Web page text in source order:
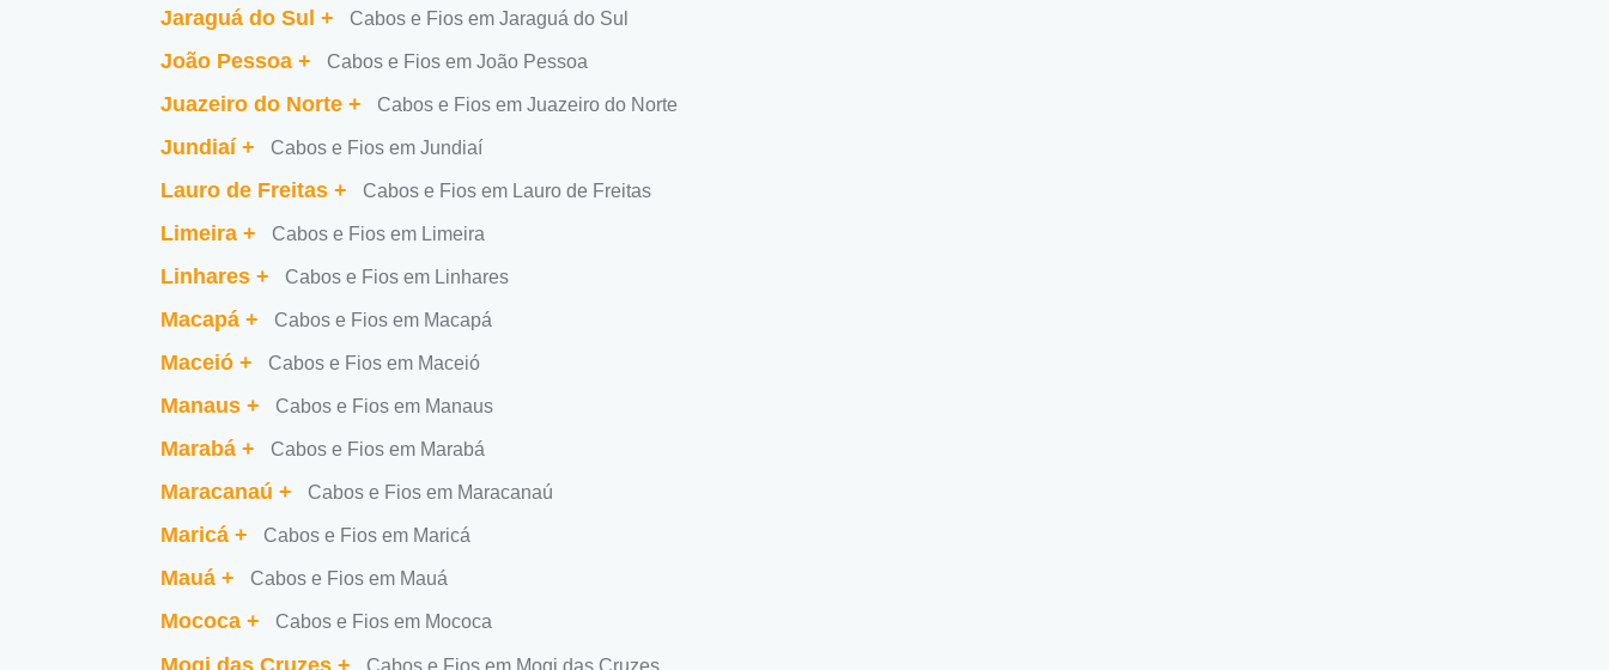
Jaraguá do Sul + Cabos e Fios em Jaraguá do Sul
João Pessoa + Cabos e Fios em João Pessoa
Juazeiro do Norte + Cabos e Fios em Juazeiro do Norte
Jundiaí+ Cabos e Fios em Jundiaí
Lauro de Freitas + Cabos e Fios em Lauro de Freitas
Limeira + Cabos e Fios em Limeira
Linhares + Cabos e Fios em Linhares
Macapá + Cabos e Fios em Macapá
Maceió + Cabos e Fios em Maceió
Manaus + Cabos e Fios em Manaus
Marabá + Cabos e Fios em Marabá
Maracanaú + Cabos e Fios em Maracanaú
Maricá + Cabos e Fios em Maricá
Mauá + Cabos e Fios em Mauá
Mococa + Cabos e Fios em Mococa
Mogi das Cruzes + Cabos e Fios em Mogi das Cruzes